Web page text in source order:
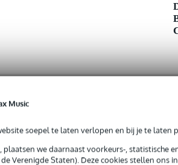
Music
soepel te laten verlopen en bij je te laten
we daarnaast voorkeurs-, statistische
Verenigde Staten). Deze cookies stellen